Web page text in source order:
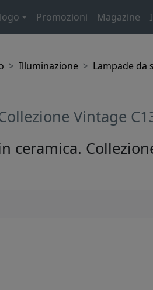
Promozioni Magazine
Illuminazione Lampade da
Vintage
ceramica.